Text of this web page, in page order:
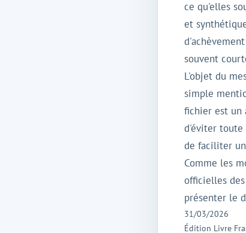
ce qu'elles
et
souvent
L'objet du
simple
fichier est un
d'éviter toute
de faciliter
Comme les
officielles
présenter le
31/03/2026
Édition Livre